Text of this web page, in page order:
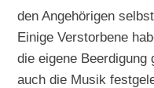
den Angehörigen
Einige Verstorbene
die eigene
auch die Musik